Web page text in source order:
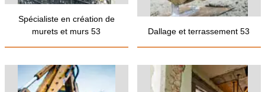
Spécialiste en création de
murets et murs 53
Dallage et terrassement 53